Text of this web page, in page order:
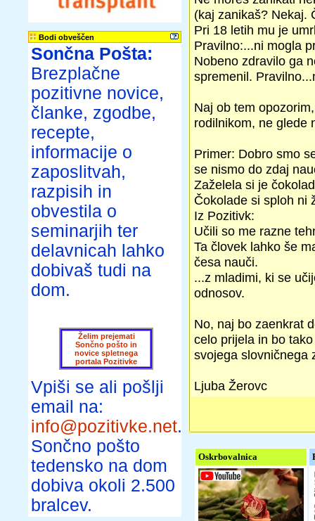
Bodi obveščen
Sončna Pošta:
Brezplačne
pozitivne novice,
članke, zgodbe,
recepte,
informacije o
zaposlitvah,
razpisih in
obvestila o
seminarjih ter
delavnicah lahko
dobivaš tudi na
dom.
Želim prejemati
Sončno pošto in
novice spletnega
portala Pozitivke
Vpiši se ali pošlji
email na:
info@pozitivke.net.
Sončno pošto
tedensko na dom
dobiva okoli 2.500
bralcev.
(kaj zanikaš? Nekaj.
Pri 18 letih mu je
Pravilno:...ni mogla
Nobeno zdravilo ga
spremenil.
Naj ob tem
rodilnikom, ne glede
Primer: Dobro smo
se nismo do zdaj
Zaželela si je
Čokolade si sploh ni
Iz Pozitivk:
Učili so me razne
Ta človek lahko še
česa nauči.
...z mladimi, ki se
odnosov.
No, naj bo zaenkrat
celo prijela in bo
svojega slovničnega
Ljuba Žerovc
Oskrbovalnica